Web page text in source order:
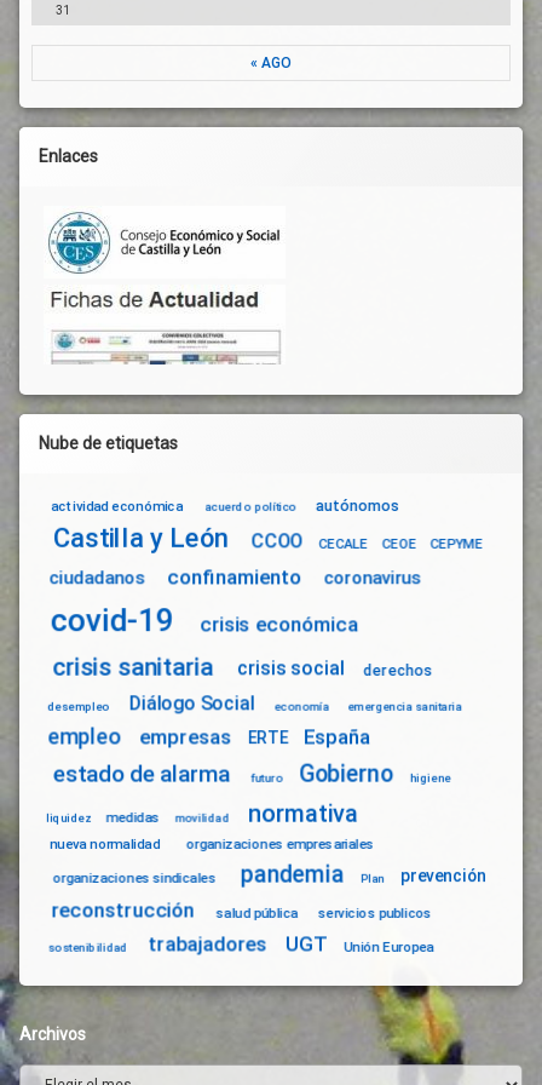
De
Riesgos
Laborales
Profesionales
Prórroga
Reparación
RRHH
SARS-
CoV-2
Seguridad
Seguridad
Europea
31
« AGO
Enlaces
Nube de etiquetas
actividad económica acuerdo político autónomos
Castilla y León CCOO CECALE CEOE CEPYME
ciudadanos confinamiento coronavirus
covid-19 crisis económica
crisis sanitaria crisis social derechos
desempleo Diálogo Social economía emergencia sanitaria
empleo empresas ERTE España
estado de alarma futuro Gobierno higiene
liquidez medidas movilidad normativa
nueva normalidad organizaciones empresariales
organizaciones sindicales pandemia Plan prevención
reconstrucción salud pública servicios publicos
sostenibilidad trabajadores UGT Unión Europea
Archivos
Archivos